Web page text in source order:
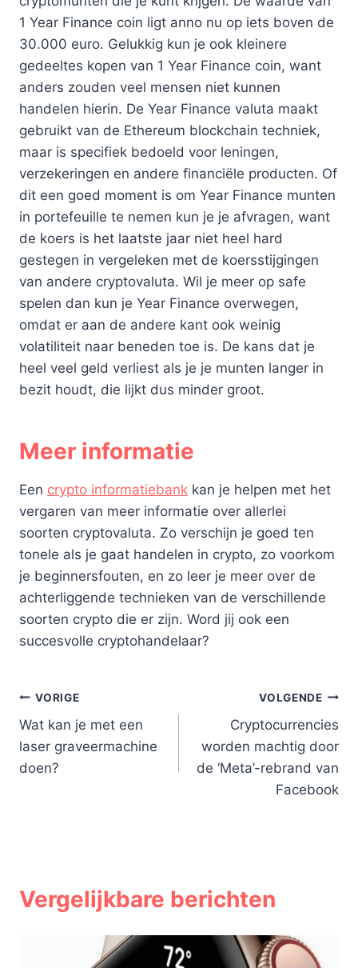
1 Year Finance coin ligt anno nu op iets boven de
30.000 euro. Gelukkig kun je ook kleinere
gedeeltes kopen van 1 Year Finance coin, want
anders zouden veel mensen niet kunnen
handelen hierin. De Year Finance valuta maakt
gebruikt van de Ethereum blockchain techniek,
maar is specifiek bedoeld voor leningen,
verzekeringen en andere financiële producten. Of
dit een goed moment is om Year Finance munten
in portefeuille te nemen kun je je afvragen, want
de koers is het laatste jaar niet heel hard
gestegen in vergeleken met de koersstijgingen
van andere cryptovaluta. Wil je meer op safe
spelen dan kun je Year Finance overwegen,
omdat er aan de andere kant ook weinig
volatiliteit naar beneden toe is. De kans dat je
heel veel geld verliest als je je munten langer in
bezit houdt, die lijkt dus minder groot.
Meer informatie
Een crypto informatiebank kan je helpen met het
vergaren van meer informatie over allerlei
soorten cryptovaluta. Zo verschijn je goed ten
tonele als je gaat handelen in crypto, zo voorkom
je beginnersfouten, en zo leer je meer over de
achterliggende technieken van de verschillende
soorten crypto die er zijn. Word jij ook een
succesvolle cryptohandelaar?
Bericht
navigatie
VORIGE
Wat kan je met een
laser graveermachine
doen?
VOLGENDE
Cryptocurrencies
worden machtig door
de ‘Meta’-rebrand van
Facebook
Vergelijkbare berichten